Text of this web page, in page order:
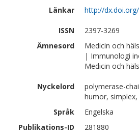
Länkar
http://
ISSN
2397-3269
Ämnesord
Medicin och
| Immunologi
Medicin och
Nyckelord
polymerase-
humor,
Språk
Engelska
Publikations-ID
281880